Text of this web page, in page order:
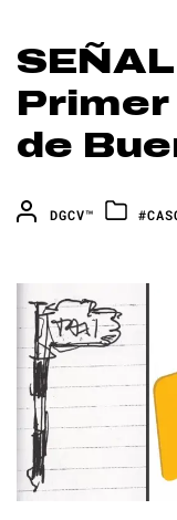
Primer
de
DGCV™